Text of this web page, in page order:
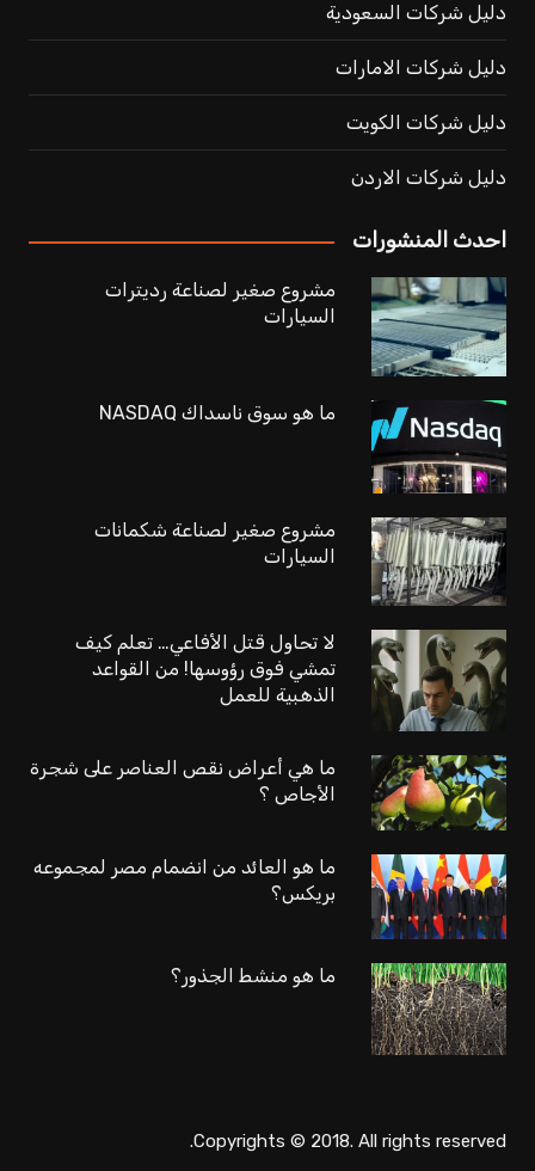
دليل شركات السعودية
دليل شركات الامارات
دليل شركات الكويت
دليل شركات الاردن
احدث المنشورات
مشروع صغير لصناعة رديترات
السيارات
ما هو سوق ناسداك NASDAQ
مشروع صغير لصناعة شكمانات
السيارات
لا تحاول قتل الأفاعي… تعلم كيف
تمشي فوق رؤوسها! من القواعد
الذهبية للعمل
ما هي أعراض نقص العناصر على شجرة
الأجاص ؟
ما هو العائد من انضمام مصر لمجموعه
بريكس؟
ما هو منشط الجذور؟
Copyrights © 2018. All rights reserved.